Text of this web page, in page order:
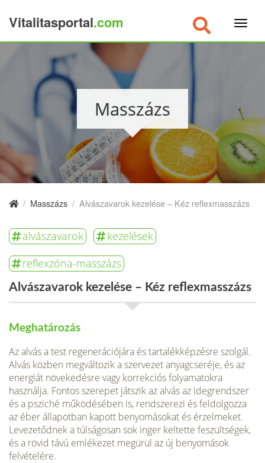
Vitalitasportal.com
Masszázs
/ Masszázs / Alvászavarok kezelése – Kéz reflexmasszázs
alvászavarok
kezelések
reflexzóna-masszázs
Alvászavarok kezelése – Kéz reflexmasszázs
Meghatározás
Az alvás a test regenerációjára és tartalékképzésre szolgál.
Alvás közben meg­változik a szervezet anyagcseréje, és az
energiát növekedésre vagy korrekciós folyamatokra
használja. Fontos szerepet játszik az alvás az idegrendszer
és a psziché működésében is, rendszerezi és feldolgozza
az éber állapotban kapott benyomásokat és érzelmeket.
Levezetődnek a túlságosan sok inger keltette fe­szültségek,
és a rövid távú emlékezet megürül az új benyomások
felvételére.
×